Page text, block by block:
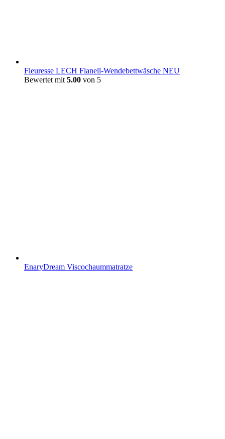
Fleuresse LECH Flanell-Wendebettwäsche NEU
Bewertet mit 5.00 von 5
EnaryDream Viscochaummatratze